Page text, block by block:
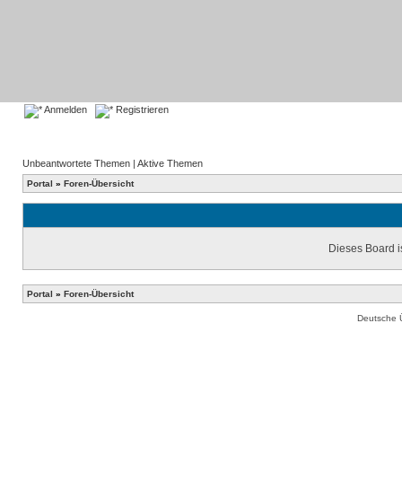
Anmelden Registrieren
Unbeantwortete Themen | Aktive Themen
Portal » Foren-Übersicht
Dieses Board
Portal » Foren-Übersicht
Deutsche